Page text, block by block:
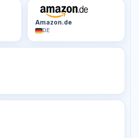
Amazon.de
DE